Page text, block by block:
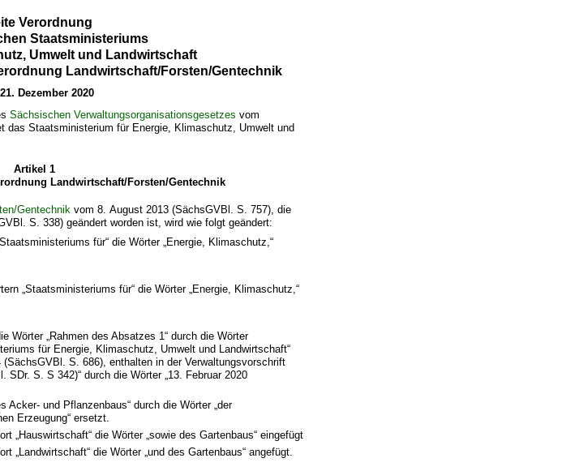
Verordnung
Staatsministeriums
Umwelt und Landwirtschaft
Landwirtschaft/Forsten/Gentechnik
Dezember 2020
Sächsischen Verwaltungsorganisationsgesetzes vom
das Staatsministerium für Energie, Klimaschutz, Umwelt und
Artikel 1
Landwirtschaft/Forsten/Gentechnik
Gentechnik vom 8. August 2013 (SächsGVBl. S. 757), die
S. 338) geändert worden ist, wird wie folgt geändert:
für“ die Wörter „Energie, Klimaschutz,“
„Staatsministeriums für“ die Wörter „Energie, Klimaschutz,“
Wörter „Rahmen des Absatzes 1“ durch die Wörter
für Energie, Klimaschutz, Umwelt und Landwirtschaft“
(SächsGVBl. S. 686), enthalten in der Verwaltungsvorschrift
SDr. S. S 342)“ durch die Wörter „13. Februar 2020
Acker- und Pflanzenbaus“ durch die Wörter „der
Erzeugung“ ersetzt.
„Hauswirtschaft“ die Wörter „sowie des Gartenbaus“ eingefügt
„Landwirtschaft“ die Wörter „und des Gartenbaus“ angefügt.